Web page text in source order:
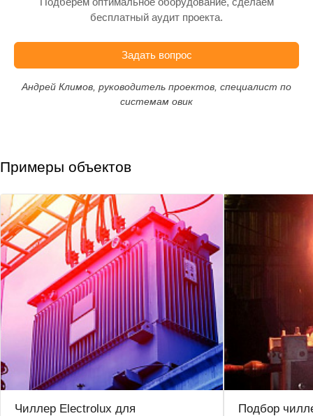
бесплатный аудит проекта.
Задать вопрос
Андрей Климов, руководитель проектов, специалист по
системам овик
Примеры объектов
Чиллер Electrolux для
Подбор